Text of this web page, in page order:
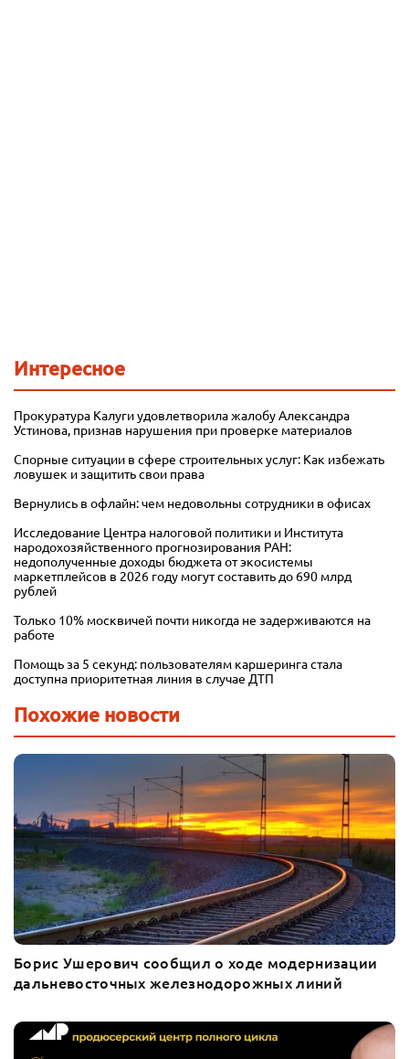
Интересное
Прокуратура Калуги удовлетворила жалобу Александра
Устинова, признав нарушения при проверке материалов
Спорные ситуации в сфере строительных услуг: Как избежать
ловушек и защитить свои права
Вернулись в офлайн: чем недовольны сотрудники в офисах
Исследование Центра налоговой политики и Института
народохозяйственного прогнозирования РАН:
недополученные доходы бюджета от экосистемы
маркетплейсов в 2026 году могут составить до 690 млрд
рублей
Только 10% москвичей почти никогда не задерживаются на
работе
Помощь за 5 секунд: пользователям каршеринга стала
доступна приоритетная линия в случае ДТП
Похожие новости
Борис Ушерович сообщил о ходе модернизации
дальневосточных железнодорожных линий